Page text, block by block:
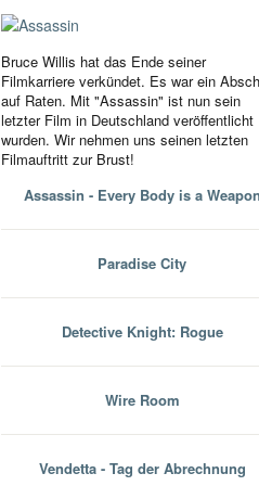
Bruce Willis hat das Ende seiner
Filmkarriere verkündet. Es war ein
auf Raten. Mit "Assassin" ist nun sein
letzter Film in Deutschland veröffentlicht
wurden. Wir nehmen uns seinen letzten
Filmauftritt zur Brust!
Assassin - Every Body is a Weapon
Paradise City
Detective Knight: Rogue
Wire Room
Vendetta - Tag der Abrechnung